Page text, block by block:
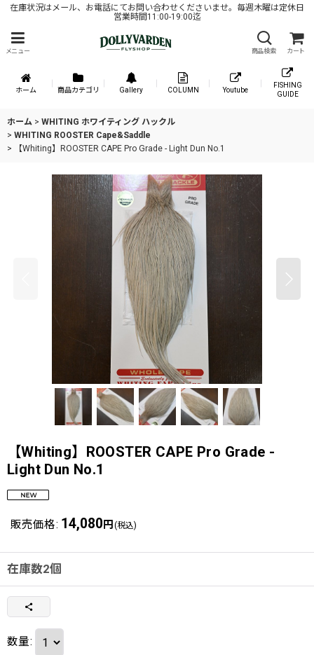
在庫状況はメール、お電話にてお問い合わせくださいませ。毎週木曜は定休日
営業時間11:00-19:00迄
メニュー 商品検索 カート
ホーム 商品カテゴリ Gallery COLUMN Youtube
FISHING
GUIDE
ホーム > WHITING ホワイティング ハックル
> WHITING ROOSTER Cape&Saddle
>
【Whiting】ROOSTER CAPE Pro Grade - Light Dun No.1
【Whiting】ROOSTER CAPE Pro Grade -
Light Dun No.1
販売価格: 14,080 円 (税込)
在庫数2個
数量: